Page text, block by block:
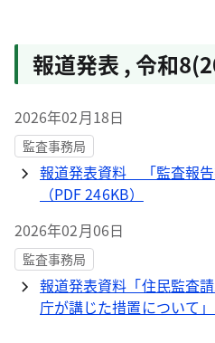
報道発表 ,令和
2026年02月18日
監査事務局
報道発表資料 「監査報告
（PDF 246KB）
2026年02月06日
監査事務局
報道発表資料「住民監査
庁が講じた措置について